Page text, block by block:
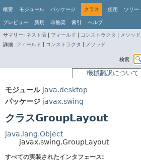
概要 モジュール パッケージ クラス 使用 ツリー
プレビュー 新規 非推奨 索引 ヘルプ
サマリー: ネスト済 フィールド コンストラクタ
メソッド
詳細: フィールド コンストラクタ メソッド
検索:
機械翻訳について
モジュール java.desktop
パッケージ javax.swing
クラスGroupLayout
java.lang.Object
javax.swing.GroupLayout
すべての実装されたインタフェース: